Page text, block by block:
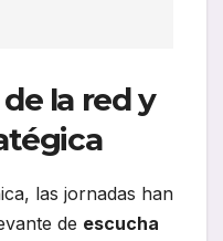
la red y
las jornadas han
de escucha